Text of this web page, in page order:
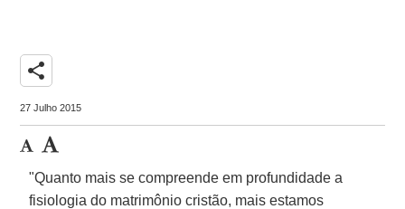
share
27 Julho 2015
"Quanto mais se compreende em profundidade a
fisiologia do matrimônio cristão, mais estamos